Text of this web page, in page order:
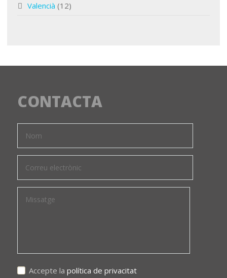
Valencià (12)
CONTACTA
Accepte la política de privacitat